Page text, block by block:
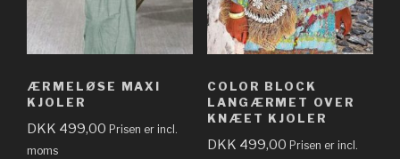
ÆRMELØSE MAXI
KJOLER
DKK 499,00 Prisen er incl.
moms
COLOR BLOCK
LANGÆRMET OVER
KNÆET KJOLER
DKK 499,00 Prisen er incl.